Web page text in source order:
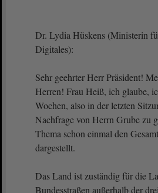
Dr. Lydia Hüskens (Ministerin
Digitales):
Sehr geehrter Herr Präsident!
Herren! Frau Heiß, ich glaube,
Wochen, also in der letzten
Nachfrage von Herrn Grube zu
Thema schon einmal den
dargestellt.
Das Land ist zuständig für die
Bundesstraßen außerhalb der